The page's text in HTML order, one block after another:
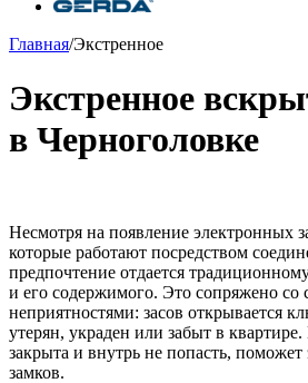
Главная/Экстренное
Экстренное
в Черноголовке
Несмотря на появление электронных
которые работают посредством
предпочтение отдается
и его содержимого. Это сопряжено со
неприятностями: засов открывается
утерян, украден или забыт в
закрыта и внутрь не попасть, поможет
замков.